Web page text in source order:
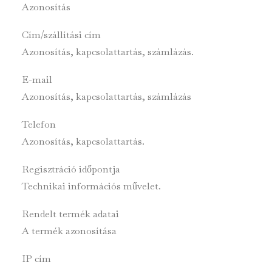
Azonosítás
Cím/szállítási cím
Azonosítás, kapcsolattartás, számlázás.
E-mail
Azonosítás, kapcsolattartás, számlázás
Telefon
Azonosítás, kapcsolattartás.
Regisztráció időpontja
Technikai információs művelet.
Rendelt termék adatai
A termék azonosítása
IP cím